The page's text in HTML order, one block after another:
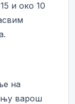
и око 10
на
варош